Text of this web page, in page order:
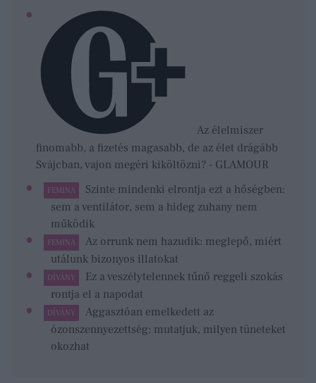
Az élelmiszer
finomabb, a fizetés magasabb, de az élet drágább
Svájcban, vajon megéri kiköltözni? - GLAMOUR
FEMINA
Szinte mindenki elrontja ezt a hőségben:
sem a ventilátor, sem a hideg zuhany nem
működik
FEMINA
Az orrunk nem hazudik: meglepő, miért
utálunk bizonyos illatokat
DÍVÁNY
Ez a veszélytelennek tűnő reggeli szokás
rontja el a napodat
DÍVÁNY
Aggasztóan emelkedett az
ózonszennyezettség: mutatjuk, milyen tüneteket
okozhat